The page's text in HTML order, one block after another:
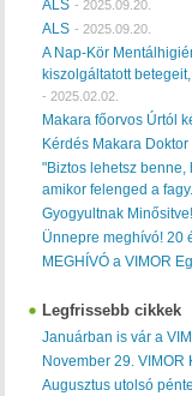
ALS - 2025.09.20.
ALS - 2025.09.20.
A Nap-Kör
kiszolgáltatott
- 2025.02.02.
Makara főorvos Úrtól
Kérdés Makara Doktor
"Biztos lehetsz benne,
amikor felenged a
Gyogyultnak Minősitve!
Ünnepre meghívó! 20
MEGHÍVÓ a VIMOR
Legfrissebb cikkek
Januárban is vár a
November 29. VIMOR
Augusztus utolsó